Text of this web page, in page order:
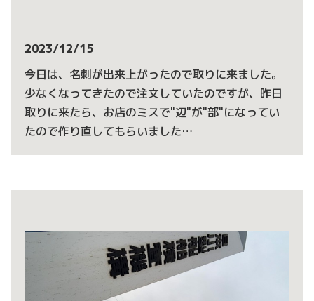
2023/12/15
今日は、名刺が出来上がったので取りに来ました。
少なくなってきたので注文していたのですが、昨日
取りに来たら、お店のミスで"辺"が"部"になってい
たので作り直してもらいました…